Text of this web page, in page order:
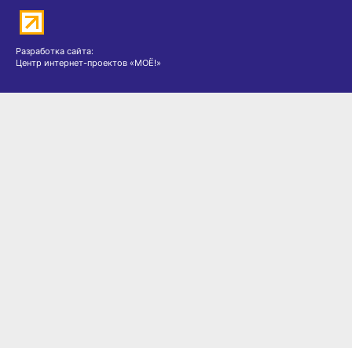
Разработка сайта:
Центр интернет-проектов «МОЁ!»